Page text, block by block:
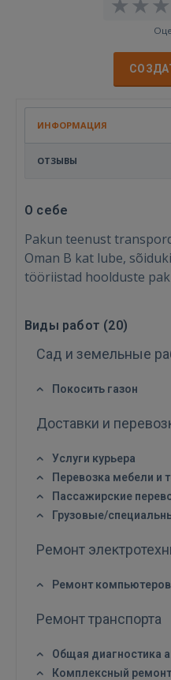
ИНФОРМАЦИЯ
ОТЗЫВЫ
О себе
Pakun teenust
Oman B kat lube,
tööriistad hoolduste
Виды работ (20)
Сад и земельные
Покосить газон
Доставки и
Услуги курьера
Перевозка мебели и
Пассажирские
Грузовые/
Ремонт
Ремонт
Ремонт транспорта
Общая диагностика
Комплексный ремонт